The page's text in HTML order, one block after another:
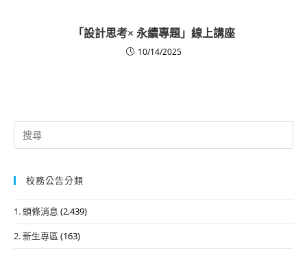
「設計思考× 永續專題」線上講座
10/14/2025
Search
for:
校務公告分類
1. 頭條消息 (2,439)
2. 新生專區 (163)